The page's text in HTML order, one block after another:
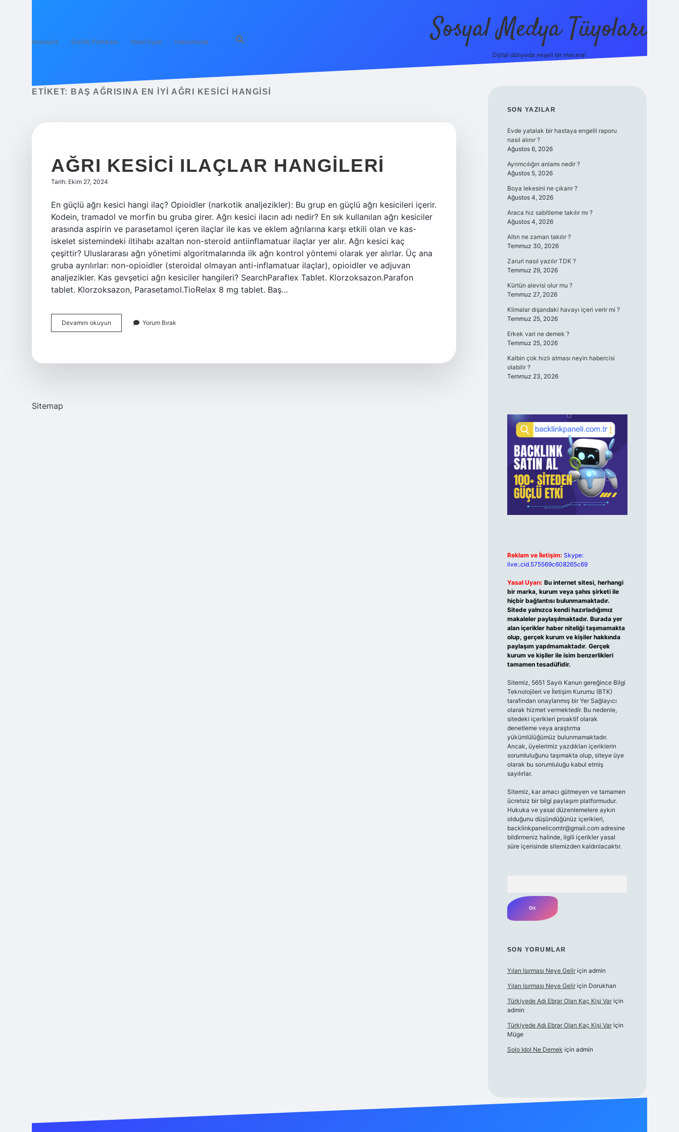
Anasayfa Gizlilik Politikası Yasal Uyarı Hakkımızda Sosyal Medya Tüyoları
Dijital dünyada neşeli bir macera!
ETIKET: BAŞ AĞRISINA EN IYI AĞRI KESICI HANGISI
AĞRI KESICI ILAÇLAR HANGILERI
Tarih: Ekim 27, 2024
En güçlü ağrı kesici hangi ilaç? Opioidler (narkotik analjezikler): Bu grup en güçlü ağrı kesicileri içerir.
Kodein, tramadol ve morfin bu gruba girer. Ağrı kesici ilacın adı nedir? En sık kullanılan ağrı kesiciler
arasında aspirin ve parasetamol içeren ilaçlar ile kas ve eklem ağrılarına karşı etkili olan ve kas-
iskelet sistemindeki iltihabı azaltan non-steroid antiinflamatuar ilaçlar yer alır. Ağrı kesici kaç
çeşittir? Uluslararası ağrı yönetimi algoritmalarında ilk ağrı kontrol yöntemi olarak yer alırlar. Üç ana
gruba ayrılırlar: non-opioidler (steroidal olmayan anti-inflamatuar ilaçlar), opioidler ve adjuvan
analjezikler. Kas gevşetici ağrı kesiciler hangileri? SearchParaflex Tablet. Klorzoksazon.Parafon
tablet. Klorzoksazon, Parasetamol.TioRelax 8 mg tablet. Baş…
Devamını okuyun
Kesici
Yorum Bırak
Sitemap
SIDEBAR
SON YAZILAR
Evde yatalak bir hastaya engelli raporu
nasıl alınır ?
Ağustos 6, 2026
Ayrımcılığın anlamı nedir ?
Ağustos 5, 2026
Boya lekesini ne çıkarır ?
Ağustos 4, 2026
Araca hız sabitleme takılır mı ?
Ağustos 4, 2026
Altın ne zaman takılır ?
Temmuz 30, 2026
Zaruri nasıl yazılır TDK ?
Temmuz 29, 2026
Kürtün alevisi olur mu ?
Temmuz 27, 2026
Klimalar dışarıdaki havayı içeri verir mi ?
Temmuz 25, 2026
Erkek vari ne demek ?
Temmuz 25, 2026
Kalbin çok hızlı atması neyin habercisi
olabilir ?
Temmuz 23, 2026
Reklam ve İletişim: Skype:
live:.cid.575569c608265c69
Yasal Uyarı: Bu internet sitesi, herhangi
bir marka, kurum veya şahıs şirketi ile
hiçbir bağlantısı bulunmamaktadır.
Sitede yalnızca kendi hazırladığımız
makaleler paylaşılmaktadır. Burada yer
alan içerikler haber niteliği taşımamakta
olup, gerçek kurum ve kişiler hakkında
paylaşım yapılmamaktadır. Gerçek
kurum ve kişiler ile isim benzerlikleri
tamamen tesadüfidir.
Sitemiz, 5651 Sayılı Kanun gereğince Bilgi
Teknolojileri ve İletişim Kurumu (BTK)
tarafından onaylanmış bir Yer Sağlayıcı
olarak hizmet vermektedir. Bu nedenle,
sitedeki içerikleri proaktif olarak
denetleme veya araştırma
yükümlülüğümüz bulunmamaktadır.
Ancak, üyelerimiz yazdıkları içeriklerin
sorumluluğunu taşımakta olup, siteye üye
olarak bu sorumluluğu kabul etmiş
sayılırlar.
Sitemiz, kar amacı gütmeyen ve tamamen
ücretsiz bir bilgi paylaşım platformudur.
Hukuka ve yasal düzenlemelere aykırı
olduğunu düşündüğünüz içerikleri,
backlinkpanelicomtr@gmail.comadresine
bildirmeniz halinde, ilgili içerikler yasal
süre içerisinde sitemizden kaldırılacaktır.
SON YORUMLAR
Yılan Isırması Neye Geliriçin admin
Yılan Isırması Neye Geliriçin Dorukhan
Türkiyede Adı Ebrar Olan Kaç Kişi Variçin
admin
Türkiyede Adı Ebrar Olan Kaç Kişi Variçin
Müge
Solo Idol Ne Demek için admin